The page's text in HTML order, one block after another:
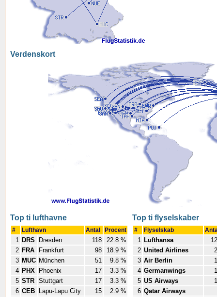
Verdenskort
Top ti lufthavne
# Lufthavn Antal Procent
1 DRS Dresden 118
22.8 %
2 FRA Frankfurt 98
18.9 %
3 MUC München 51
9.8 %
4 PHX Phoenix 17
3.3 %
5 STR Stuttgart 17
3.3 %
6 CEB Lapu-Lapu City 15
2.9 %
Top ti flyselskaber
# Flyselskab
1 Lufthansa
2 United Airlines
3 Air Berlin
4 Germanwings
5 US Airways
6 Qatar Airways